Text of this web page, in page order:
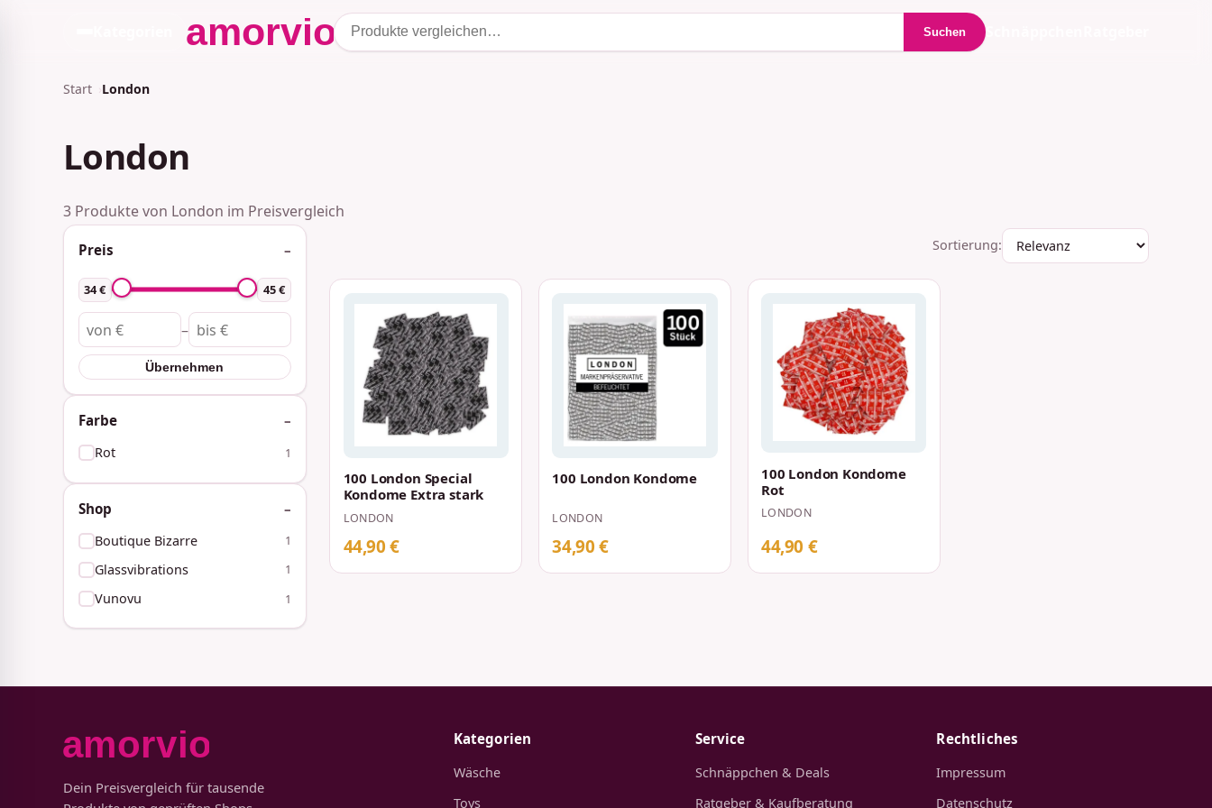
Suchen
Start London
London
3 Produkte von London im Preisvergleich
Preis
34 € 45 €
–
Übernehmen
Farbe
Rot 1
Shop
Boutique Bizarre 1
Glassvibrations 1
Vunovu 1
Sortierung:
100 London Special
Kondome Extra stark
LONDON
44,90 €
100 London Kondome
LONDON
34,90 €
100 London Kondome
Rot
LONDON
44,90 €
Dein Preisvergleich für tausende
Kategorien
Wäsche
Toys
Service
Schnäppchen & Deals
Ratgeber & Kaufberatung
Rechtliches
Impressum
Datenschutz